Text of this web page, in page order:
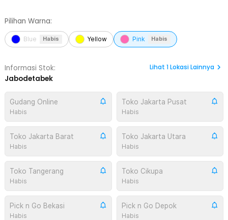
Pilihan Warna:
Blue Habis Yellow Pink Habis
Informasi Stok:
Jabodetabek
Lihat 1Lokasi Lainnya
Gudang Online
Habis
Toko Jakarta Pusat
Habis
Toko Jakarta Barat
Habis
Toko Jakarta Utara
Habis
Toko Tangerang
Habis
Toko Cikupa
Habis
Pick n Go Bekasi
Habis
Pick n Go Depok
Habis